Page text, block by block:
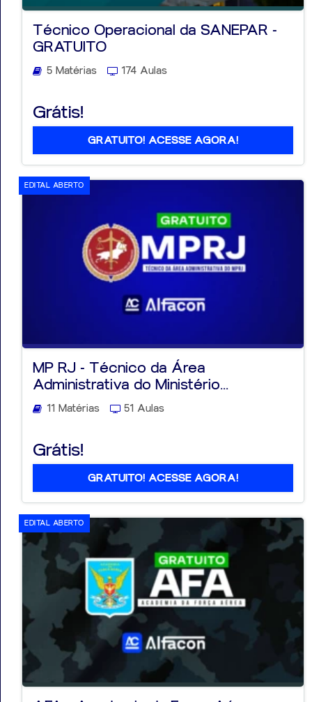
Técnico Operacional da SANEPAR -
GRATUITO
5 Matérias 174 Aulas
Grátis!
GRATUITO! ACESSE AGORA!
MP RJ - Técnico da Área
Administrativa do Ministério...
11 Matérias 51 Aulas
Grátis!
GRATUITO! ACESSE AGORA!
EDITAL ABERTO
EDITAL ABERTO